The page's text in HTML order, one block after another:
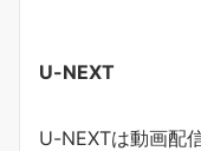
U-NEXT
U-NEXTは動画配